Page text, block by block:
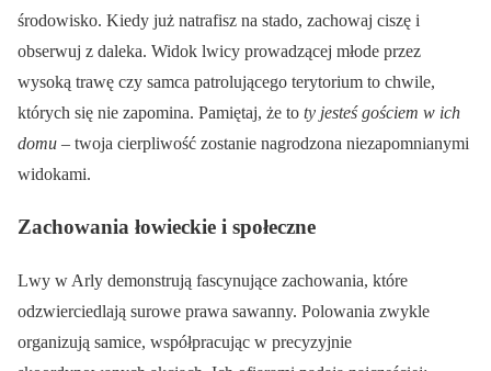
środowisko. Kiedy już natrafisz na stado, zachowaj ciszę i
obserwuj z daleka. Widok lwicy prowadzącej młode przez
wysoką trawę czy samca patrolującego terytorium to chwile,
których się nie zapomina. Pamiętaj, że to ty jesteś gościem w ich
domu – twoja cierpliwość zostanie nagrodzona niezapomnianymi
widokami.
Zachowania łowieckie i społeczne
Lwy w Arly demonstrują fascynujące zachowania, które
odzwierciedlają surowe prawa sawanny. Polowania zwykle
organizują samice, współpracując w precyzyjnie